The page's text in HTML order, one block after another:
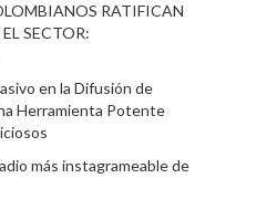
RATIFICAN
SECTOR:
en la Difusión de
Herramienta Potente
más instagrameable de